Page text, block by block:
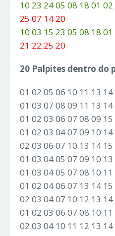
10 23 24 05 08 18 01 02
25 07 14 20
10 03 15 23 05 08 18 01
21 22 25 20
20 Palpites dentro do
01 02 05 06 10 11 13
01 03 07 08 09 11 13
01 02 03 06 07 08 09
01 02 03 04 07 09 10
02 03 06 07 10 13 14
01 03 04 05 07 09 10
01 03 04 05 07 08 10
01 02 04 06 07 13 14
02 03 04 07 10 12 13
01 02 03 06 07 08 10
02 03 04 10 11 12 13